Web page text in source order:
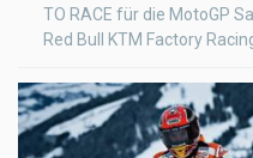
TO RACE für die MotoGP
Red Bull KTM Factory